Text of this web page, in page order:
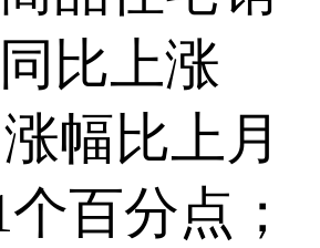
比上涨
幅比上月
百分点；